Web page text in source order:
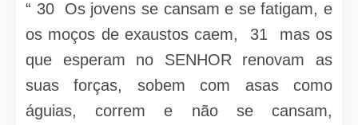
“ 30 Os jovens se cansam e se fatigam, e
os moços de exaustos caem, 31 mas os
que esperam no SENHOR renovam as
suas forças, sobem com asas como
águias, correm e não se cansam,